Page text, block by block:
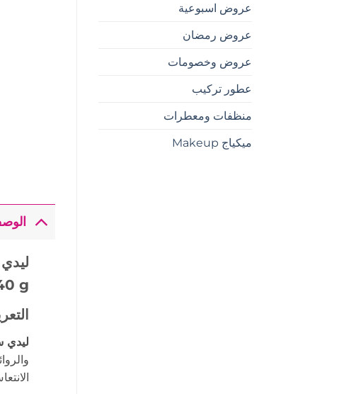
عروض اسبوعية
عروض رمضان
عروض وخصومات
عطور تركيب
منظفات ومعطرات
ميكياج Makeup
g
ليدي